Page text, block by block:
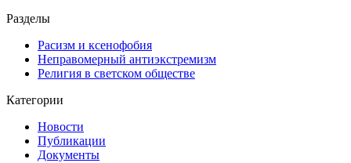
Разделы
Расизм и ксенофобия
Неправомерный антиэкстремизм
Религия в светском обществе
Категории
Новости
Публикации
Документы